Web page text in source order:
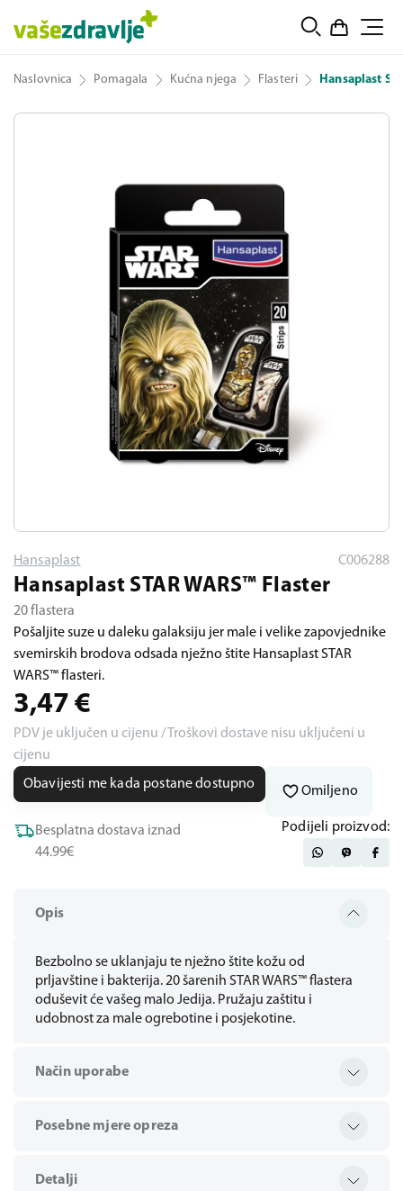
Naslovnica Pomagala Kućna njega Flasteri Hansaplast
Opis
Bezbolno se uklanjaju te nježno štite kožu od
prljavštine i bakterija. 20 šarenih STAR WARS™ flastera
oduševit će vašeg malo Jedija. Pružaju zaštitu i
udobnost za male ogrebotine i posjekotine.
Način uporabe
Posebne mjere opreza
Detalji
Hansaplast C006288
Hansaplast STAR WARS™ Flaster
20 flastera
Pošaljite suze u daleku galaksiju jer male i velike zapovjednike
svemirskih brodova odsada nježno štite Hansaplast STAR
WARS™ flasteri.
3,47 €
PDV je uključen u cijenu / Troškovi dostave nisu uključeni u
cijenu
Obavijesti me kada postane dostupno
Omiljeno
Besplatna dostava iznad
44.99€
Podijeli proizvod: